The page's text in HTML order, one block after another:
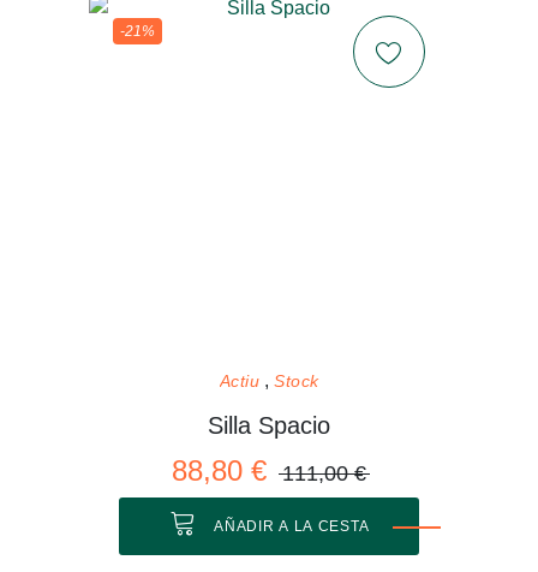
-21%
Actiu Stock
Silla Spacio
88,80 € 111,00 €
AÑADIR A LA CESTA